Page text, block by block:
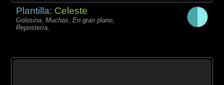
Plantilla: Celeste
Golosina, Muchas, En gran plano,
Repostería,